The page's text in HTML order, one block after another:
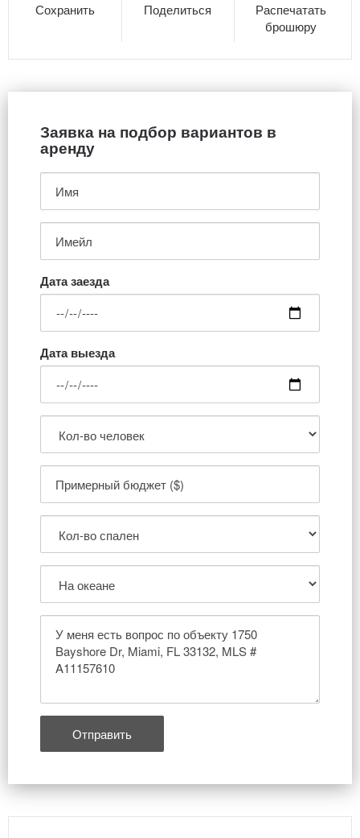
Сохранить Поделиться
Распечатать
брошюру
Заявка на подбор вариантов в
аренду
Дата заезда
Дата выезда